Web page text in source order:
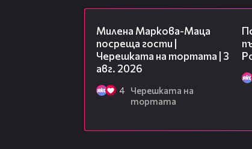
Милена Маркова-Маца
посреща гости |
Черешката на тортата | 3
авг. 2026
4
Черешката на
тортата